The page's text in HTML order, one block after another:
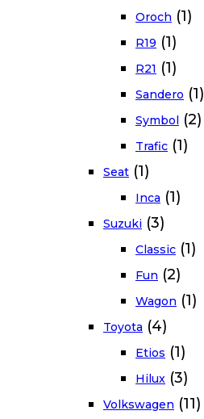
Oroch (1)
R19 (1)
R21 (1)
Sandero (1)
Symbol (2)
Trafic (1)
Seat (1)
Inca (1)
Suzuki (3)
Classic (1)
Fun (2)
Wagon (1)
Toyota (4)
Etios (1)
Hilux (3)
Volkswagen (11)